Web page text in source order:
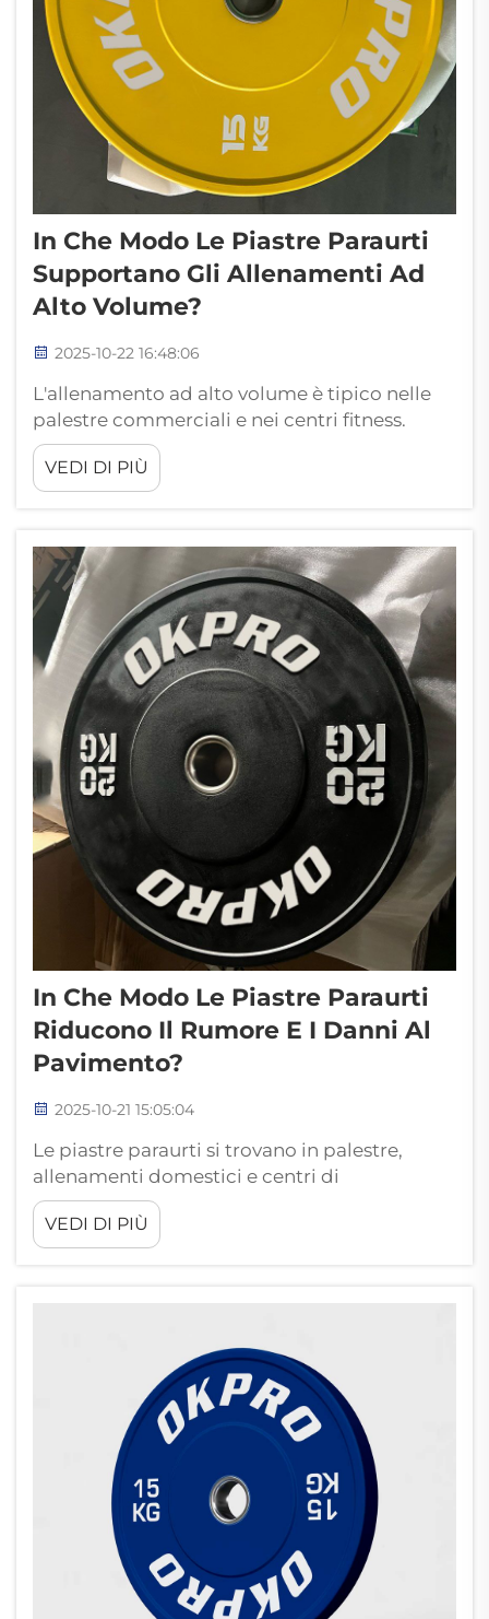
In Che Modo Le Piastre Paraurti
Supportano Gli Allenamenti Ad
Alto Volume?
2025-10-22 16:48:06
L'allenamento ad alto volume è tipico nelle
palestre commerciali e nei centri fitness.
Questo stile di allenamento richiede
attrezzature sufficientemente resistenti da
sostenere carichi pesanti e da resistere a un
leader del settore noto ...
VEDI DI PIÙ
In Che Modo Le Piastre Paraurti
Riducono Il Rumore E I Danni Al
Pavimento?
2025-10-21 15:05:04
Le piastre paraurti si trovano in palestre,
allenamenti domestici e centri di
addestramento ovunque – e per una buona
ragione! Rispetto alle piastre metalliche
standard, risolvono due dei problemi più
VEDI DI PIÙ